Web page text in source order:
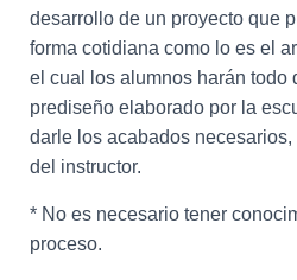
desarrollo de un proyecto que
forma cotidiana como lo es el
el cual los alumnos harán todo
prediseño elaborado por la
darle los acabados
del instructor.
* No es necesario tener
proceso.